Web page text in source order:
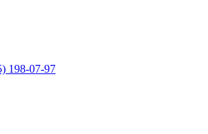
198-07-97